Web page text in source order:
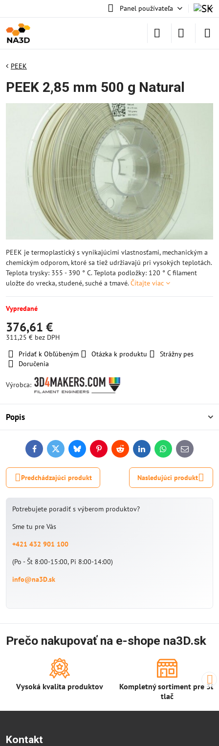
Panel používateľa
PEEK
PEEK 2,85 mm 500 g Natural
PEEK je termoplastický s vynikajúcimi vlastnosťami, mechanickým a
chemickým odporom, ktoré sa tiež udržiavajú pri vysokých teplotách.
Teplota trysky: 355 - 390 ° C. Teplota podložky: 120 ° C filament
uložte do vrecka, studené, suché a tmavé.Čítajte viac
Vypredané
376,61 €
311,25 € bez DPH
Pridať k Obľúbeným
Otázka k produktu
Strážny pes
Doručenia
Výrobca:
Popis
FacebookTwitterBlueskyPinterestReddit LinkedInWhatsApp
E-
mail
Predchádzajúci produkt Nasledujúci produkt
Potrebujete poradiť s výberom produktov?
Sme tu pre Vás
+421 432 901 100
(Po - Št 8:00-15:00, Pi 8:00-14:00)
info@na3D.sk
Prečo nakupovať na e-shope na3D.sk
Vysoká kvalita produktov
Kompletný sortiment pre 3D
tlač
Kontakt